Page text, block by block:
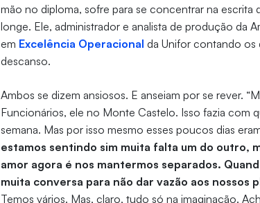
mão no diploma, sofre para se concentrar na
longe. Ele, administrador e analista de produção da
em Excelência Operacional da Unifor contando os
descanso.
Ambos se dizem ansiosos. E anseiam por se rever.
Funcionários, ele no Monte Castelo. Isso fazia com
semana. Mas por isso mesmo esses poucos dias
estamos sentindo sim muita falta um do outro,
amor agora é nos mantermos separados.
muita conversa para não dar vazão aos nossos
Temos vários. Mas, claro, tudo só na imaginação.